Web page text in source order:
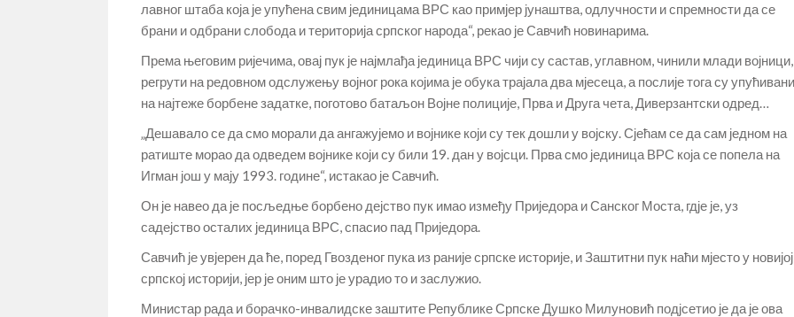
лавног штаба која је упућена свим јединицама ВРС као примјер јунаштва, одлучности и спремности да се
брани и одбрани слобода и територија српског народа“, рекао је Савчић новинарима.
Према његовим ријечима, овај пук је најмлађа јединица ВРС чији су састав, углавном, чинили млади војници,
регрути на редовном одслужењу војног рока којима је обука трајала два мјесеца, а послије тога су упућивани
на најтеже борбене задатке, поготово батаљон Војне полиције, Прва и Друга чета, Диверзантски одред…
„Дешавало се да смо морали да ангажујемо и војнике који су тек дошли у војску. Сјећам се да сам једном на
ратиште морао да одведем војнике који су били 19. дан у војсци. Прва смо јединица ВРС која се попела на
Игман још у мају 1993. године“, истакао је Савчић.
Он је навео да је посљедње борбено дејство пук имао између Приједора и Санског Моста, гдје је, уз
садејство осталих јединица ВРС, спасио пад Приједора.
Савчић је увјерен да ће, поред Гвозденог пука из раније српске историје, и Заштитни пук наћи мјесто у новијој
српској историји, јер је оним што је урадио то и заслужио.
Министар рада и борачко-инвалидске заштите Републике Српске Душко Милуновић подјсетио је да је ова